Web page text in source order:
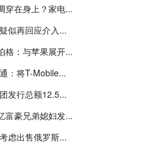
穿在身上？家电...
似再回应介入...
格：与苹果展开...
：将T-Mobile...
发行总额12.5...
富豪兄弟媳妇发...
虑出售俄罗斯...